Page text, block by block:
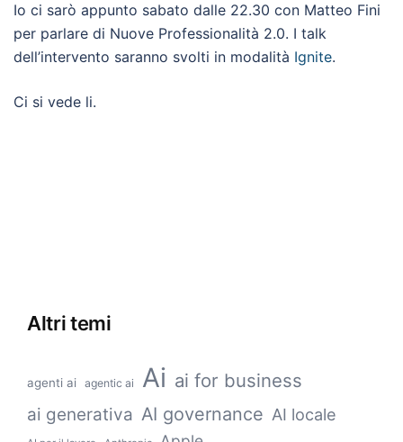
Io ci sarò appunto sabato dalle 22.30 con Matteo Fini
per parlare di Nuove Professionalità 2.0. I talk
dell’intervento saranno svolti in modalità Ignite.
Ci si vede li.
Altri temi
agenti ai agentic ai Ai ai for business
ai generativa AI governance AI locale